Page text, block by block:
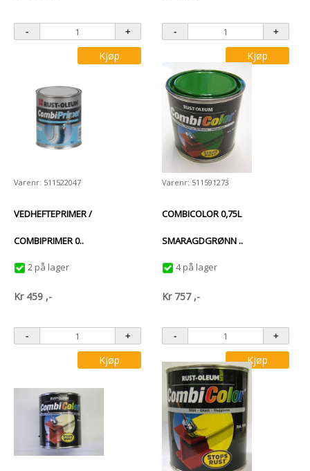
Kjøp Kjøp
Varenr: 511522047
VEDHEFTEPRIMER /
COMBIPRIMER 0..
2 på lager
Kr 459 ,-
Kjøp
Varenr: 511591273
COMBICOLOR 0,75L
SMARAGDGRØNN ..
4 på lager
Kr 757 ,-
Kjøp